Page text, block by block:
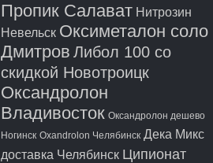
Пропик Салават Нитрозин
Невельск Оксиметалон соло
Дмитров Либол 100 со
скидкой Новотроицк
Оксандролон
Владивосток Оксандролон дешево
Ногинск Oxandrolon Челябинск Дека Микс
доставка Челябинск Ципионат